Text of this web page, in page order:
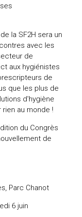
la SF2H sera un
avec les
de
aux hygiénistes
de
que les plus de
d'hygiène
au monde !
du Congrès
de
Parc Chanot
6 juin